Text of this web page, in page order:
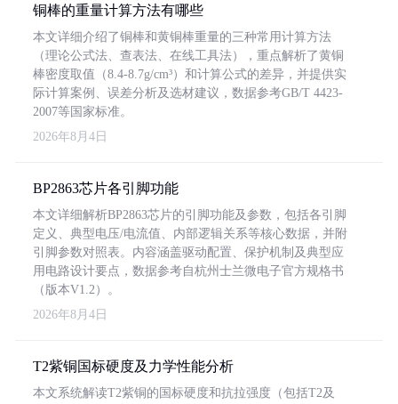
铜棒的重量计算方法有哪些
本文详细介绍了铜棒和黄铜棒重量的三种常用计算方法
（理论公式法、查表法、在线工具法），重点解析了黄铜
棒密度取值（8.4-8.7g/cm³）和计算公式的差异，并提供实
际计算案例、误差分析及选材建议，数据参考GB/T 4423-
2007等国家标准。
2026年8月4日
BP2863芯片各引脚功能
本文详细解析BP2863芯片的引脚功能及参数，包括各引脚
定义、典型电压/电流值、内部逻辑关系等核心数据，并附
引脚参数对照表。内容涵盖驱动配置、保护机制及典型应
用电路设计要点，数据参考自杭州士兰微电子官方规格书
（版本V1.2）。
2026年8月4日
T2紫铜国标硬度及力学性能分析
本文系统解读T2紫铜的国标硬度和抗拉强度（包括T2及